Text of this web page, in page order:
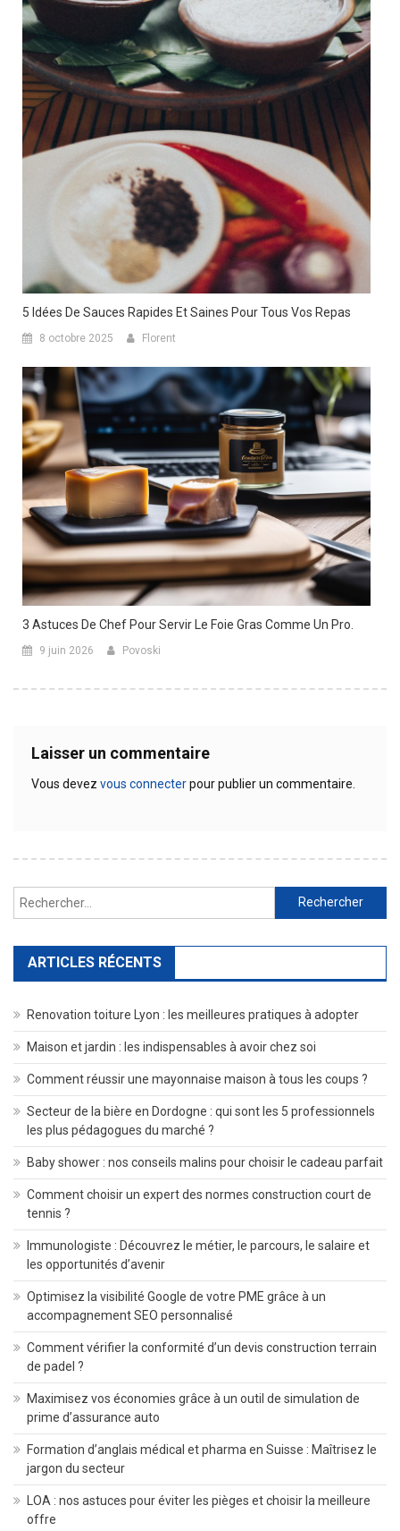
5 Idées De Sauces Rapides Et Saines Pour Tous Vos Repas
8 octobre 2025 Florent
3 Astuces De Chef Pour Servir Le Foie Gras Comme Un Pro.
9 juin 2026 Povoski
Laisser un commentaire
Vous devez vous connecterpour publier un commentaire.
Rechercher :
ARTICLES RÉCENTS
Renovation toiture Lyon : les meilleures pratiques à adopter
Maison et jardin : les indispensables à avoir chez soi
Comment réussir une mayonnaise maison à tous les coups ?
Secteur de la bière en Dordogne : qui sont les 5 professionnels
les plus pédagogues du marché ?
Baby shower : nos conseils malins pour choisir le cadeau parfait
Comment choisir un expert des normes construction court de
tennis ?
Immunologiste : Découvrez le métier, le parcours, le salaire et
les opportunités d’avenir
Optimisez la visibilité Google de votre PME grâce à un
accompagnement SEO personnalisé
Comment vérifier la conformité d’un devis construction terrain
de padel ?
Maximisez vos économies grâce à un outil de simulation de
prime d’assurance auto
Formation d’anglais médical et pharma en Suisse : Maîtrisez le
jargon du secteur
LOA : nos astuces pour éviter les pièges et choisir la meilleure
offre